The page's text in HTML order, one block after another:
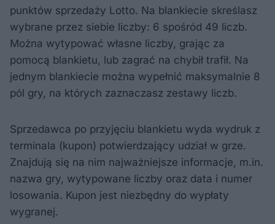
punktów sprzedaży Lotto. Na blankiecie skreślasz
wybrane przez siebie liczby: 6 spośród 49 liczb.
Można wytypować własne liczby, grając za
pomocą blankietu, lub zagrać na chybił trafił. Na
jednym blankiecie można wypełnić maksymalnie 8
pól gry, na których zaznaczasz zestawy liczb.
Sprzedawca po przyjęciu blankietu wyda wydruk z
terminala (kupon) potwierdzający udział w grze.
Znajdują się na nim najważniejsze informacje, m.in.
nazwa gry, wytypowane liczby oraz data i numer
losowania. Kupon jest niezbędny do wypłaty
wygranej.